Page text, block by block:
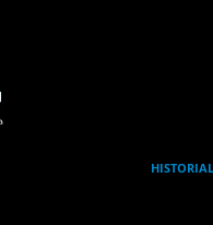
HISTORIAL